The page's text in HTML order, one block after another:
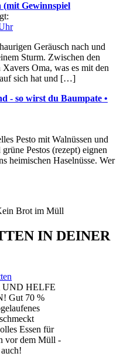
Gewinnspiel
Geräusch nach und
Sturm. Zwischen den
Oma, was es mit den
auf sich hat und […]
- so wirst du Baumpate •
Pesto mit Walnüssen und
Pestos (rezept) eignen
heimischen Haselnüsse. Wer
IN DEINER
HELFE
Gut 70 %
Essen für
vor dem Müll -